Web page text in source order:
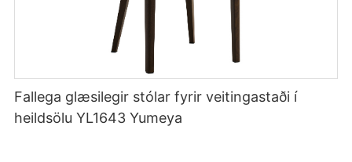
Fallega glæsilegir stólar fyrir veitingastaði í
heildsölu YL1643 Yumeya